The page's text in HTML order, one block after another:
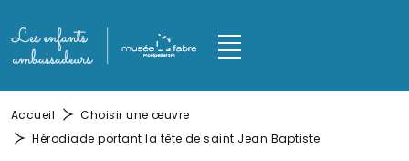
Fil d'Ariane
Accueil
Choisir une œuvre
Hérodiade portant la tête de saint Jean Baptiste